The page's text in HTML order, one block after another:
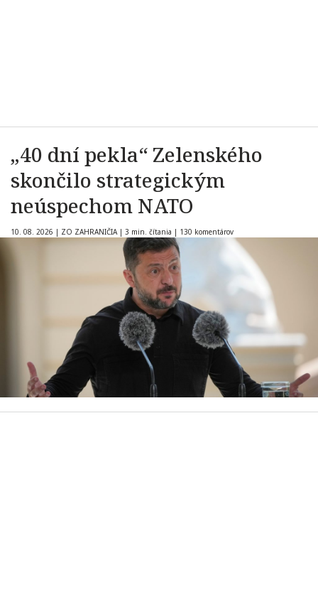
„40 dní pekla“ Zelenského
skončilo strategickým
neúspechom NATO
10. 08. 2026 | ZO ZAHRANIČIA | 3 min. čítania | 130 komentárov